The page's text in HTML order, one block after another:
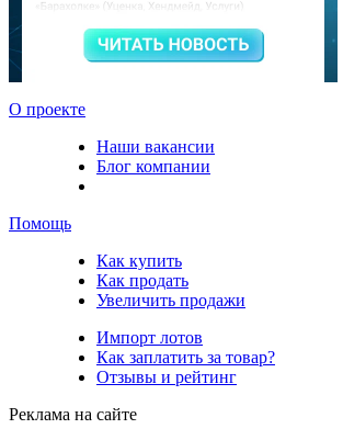
О проекте
Наши вакансии
Блог компании
Помощь
Как купить
Как продать
Увеличить продажи
Импорт лотов
Как заплатить за товар?
Отзывы и рейтинг
Реклама на сайте